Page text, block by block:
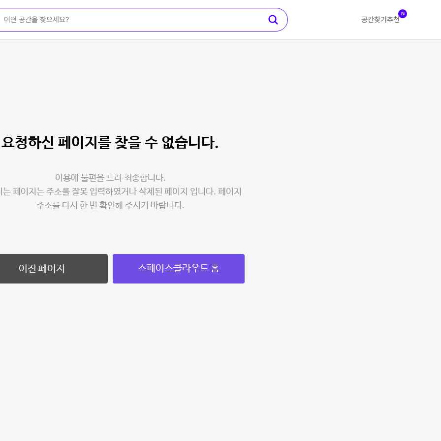
공간찾기 추천
N
요청하신 페이지를 찾을 수 없습니다.
이용에 불편을 드려 죄송합니다.
는 페이지는 주소를 잘못 입력하였거나 삭제된 페이지 입니다. 페이지
주소를 다시 한 번 확인해 주시기 바랍니다.
이전 페이지 스페이스클라우드 홈